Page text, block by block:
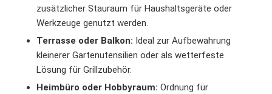
zusätzlicher Stauraum für Haushaltsgeräte oder
Werkzeuge genutzt werden.
Terrasse oder Balkon: Ideal zur Aufbewahrung
kleinerer Gartenutensilien oder als wetterfeste
Lösung für Grillzubehör.
Heimbüro oder Hobbyraum: Ordnung für